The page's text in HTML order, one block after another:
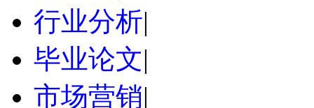
行业分析|
毕业论文|
市场营销|